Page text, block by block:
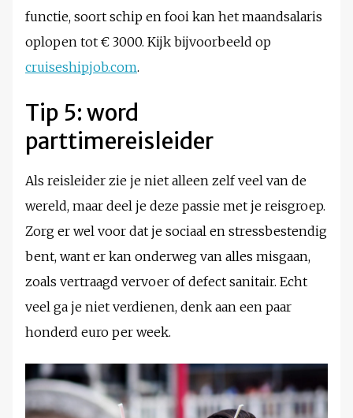
functie, soort schip en fooi kan het maandsalaris
oplopen tot € 3000. Kijk bijvoorbeeld op
cruiseshipjob.com.
Tip 5: word
parttimereisleider
Als reisleider zie je niet alleen zelf veel van de
wereld, maar deel je deze passie met je reisgroep.
Zorg er wel voor dat je sociaal en stressbestendig
bent, want er kan onderweg van alles misgaan,
zoals vertraagd vervoer of defect sanitair. Echt
veel ga je niet verdienen, denk aan een paar
honderd euro per week.